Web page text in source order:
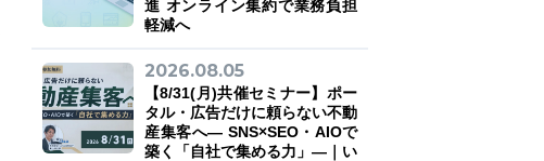
進 オンライン集約で業務負担
軽減へ
2026.08.05
【8/31(月)共催セミナー】ポー
タル・広告だけに頼らない不動
産集客へ― SNS×SEO・AIOで
築く「自社で集める力」―｜い